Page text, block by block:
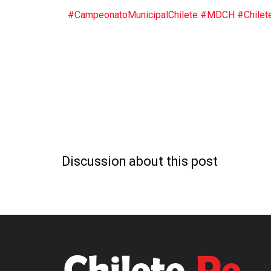
#CampeonatoMunicipalChilete #MDCH
Discussion about this post